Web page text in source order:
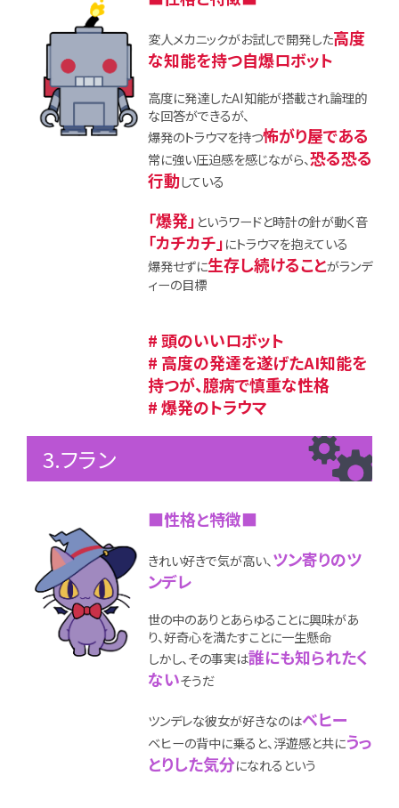
変人メカニックがお試しで開発した高度
な知能を持つ自爆ロボット
高度に発達したAI知能が搭載され論理的
な回答ができるが、
爆発のトラウマを持つ怖がり屋である
常に強い圧迫感を感じながら、恐る恐る
行動している
「爆発」 というワードと時計の針が動く音
「カチカチ」にトラウマを抱えている
爆発せずに生存し続けることがランデ
ィーの目標
# 頭のいいロボット
# 高度の発達を遂げたAI知能を
持つが、臆病で慎重な性格
# 爆発のトラウマ
3.フラン
■性格と特徴■
きれい好きで気が高い、ツン寄りのツ
ンデレ
世の中のありとあらゆることに興味があ
り、好奇心を満たすことに一生懸命
しかし、その事実は誰にも知られたく
ないそうだ
ツンデレな彼女が好きなのはベヒー
ベヒーの背中に乗ると、浮遊感と共にうっ
とりした気分になれるという